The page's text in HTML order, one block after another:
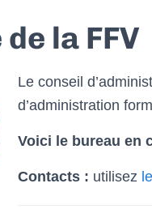
la FFV
Le conseil
d’administration
Voici le bureau en
Contacts : utilisez